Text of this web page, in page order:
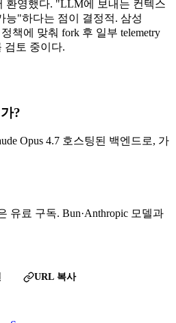
환영했다. "LLM에 보내는 컨텍스
능"하다는 점이 결정적. 삼성
책에 맞춰 fork 후 일부 telemetry
검토 중이다.
?
Opus 4.7 호스팅된 백엔드로, 가
유료 구독. Bun·Anthropic 모델과
URL 복사